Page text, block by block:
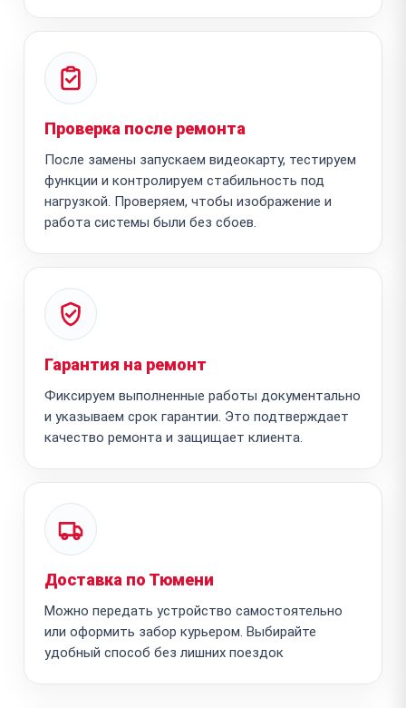
Проверка после ремонта
После замены запускаем видеокарту, тестируем
функции и контролируем стабильность под
нагрузкой. Проверяем, чтобы изображение и
работа системы были без сбоев.
Гарантия на ремонт
Фиксируем выполненные работы документально
и указываем срок гарантии. Это подтверждает
качество ремонта и защищает клиента.
Доставка по Тюмени
Можно передать устройство самостоятельно
или оформить забор курьером. Выбирайте
удобный способ без лишних поездок